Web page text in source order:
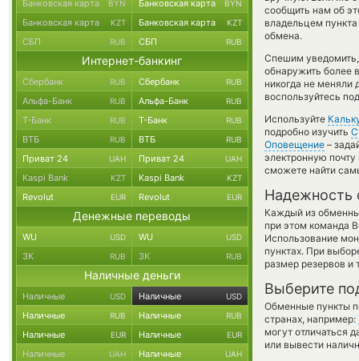
сообщить нам об
владельцем
обмена.
Спешим
обнаружить более
никогда не меняли
воспользуйтесь
Используйте
подробно изучить
Оповещение –
электронную
сможете найти
Надежность
Каждый из
при этом команда
Использование
пунктах. При
размер резервов и
Выберите
Обменные пункты
странах, например:
могут отличаться
или вывести
Банковская карта BYN Банковская карта BYN
Банковская карта KZT Банковская карта KZT
СБП RUB СБП RUB
Интернет-банкинг
Сбербанк RUB Сбербанк RUB
Альфа-Банк RUB Альфа-Банк RUB
Т-Банк RUB Т-Банк RUB
ВТБ RUB ВТБ RUB
Приват 24 UAH Приват 24 UAH
Kaspi Bank KZT Kaspi Bank KZT
Revolut EUR Revolut EUR
Денежные переводы
WU USD WU USD
ЗК RUB ЗК RUB
Наличные деньги
Наличные USD Наличные USD
Наличные RUB Наличные RUB
Наличные EUR Наличные EUR
Наличные UAH Наличные UAH